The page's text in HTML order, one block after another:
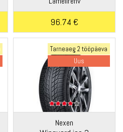
96.74 €
Tarneaeg 2 tööpäeva
Uus
Nexen